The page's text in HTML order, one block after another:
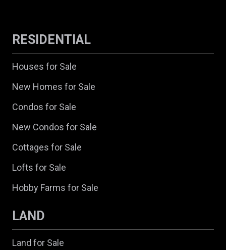
RESIDENTIAL
Houses for Sale
New Homes for Sale
Condos for Sale
New Condos for Sale
Cottages for Sale
Lofts for Sale
Hobby Farms for Sale
LAND
Land for Sale